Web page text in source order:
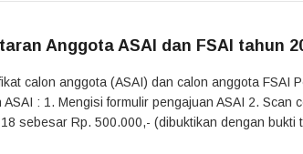
Anggota ASAI dan FSAI tahun
calon anggota (ASAI) dan calon anggota FSAI
ASAI : 1. Mengisi formulir pengajuan ASAI 2.
sebesar Rp. 500.000,- (dibuktikan dengan bukti